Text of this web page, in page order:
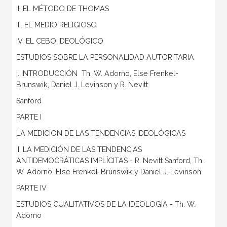
II. EL MÉTODO DE THOMAS
III. EL MEDIO RELIGIOSO
IV. EL CEBO IDEOLÓGICO
ESTUDIOS SOBRE LA PERSONALIDAD AUTORITARIA
I. INTRODUCCIÓN  Th. W. Adorno, Else Frenkel-
Brunswik, Daniel J. Levinson y R. Nevitt
Sanford
PARTE I
LA MEDICIÓN DE LAS TENDENCIAS IDEOLÓGICAS
II. LA MEDICIÓN DE LAS TENDENCIAS
ANTIDEMOCRÁTICAS IMPLÍCITAS - R. Nevitt Sanford, Th.
W. Adorno, Else Frenkel-Brunswik y Daniel J. Levinson
PARTE IV
ESTUDIOS CUALITATIVOS DE LA IDEOLOGÍA - Th. W.
Adorno